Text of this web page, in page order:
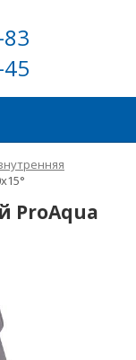
ProAqua